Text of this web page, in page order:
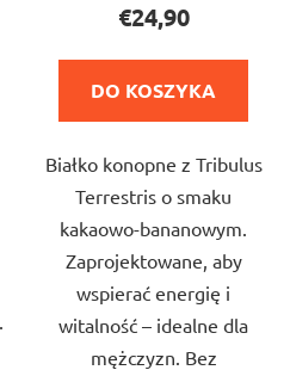
wynosi
4,0
na
gwiazdek.
€24,90
DO KOSZYKA
Białko konopne z Tribulus
Terrestris o smaku
kakaowo-bananowym.
Zaprojektowane, aby
wspierać energię i
witalność – idealne dla
mężczyzn. Bez